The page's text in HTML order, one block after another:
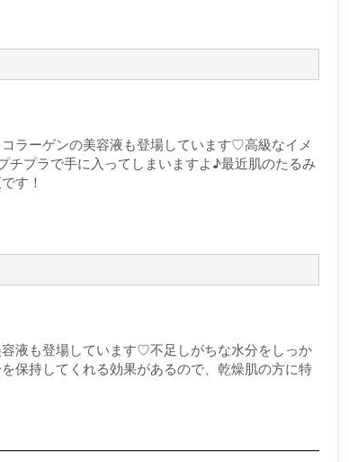
ラーゲンの美容液も登場しています♡高級なイメ
チプラで手に入ってしまいますよ♪最近肌のたるみ
す！
液も登場しています♡不足しがちな水分をしっか
保持してくれる効果があるので、乾燥肌の方に特